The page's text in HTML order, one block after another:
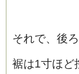
それで、後
裾は1寸ほど